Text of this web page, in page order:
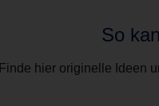
So
Finde hier originelle Ideen